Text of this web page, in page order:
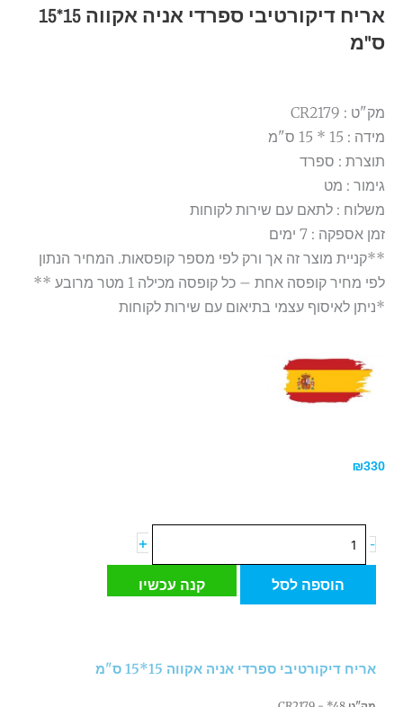
אריח דיקורטיבי ספרדי אניה אקווה 15*15
ס"מ
מק"ט : CR2179
מידה : 15 * 15 ס"מ
תוצרת : ספרד
גימור : מט
משלוח : לתאם עם שירות לקוחות
זמן אספקה : 7 ימים
**קניית מוצר זה אך ורק לפי מספר קופסאות. המחיר הנתון
לפי מחיר קופסה אחת – כל קופסה מכילה 1 מטר מרובע **
*ניתן לאיסוף עצמי בתיאום עם שירות לקוחות
₪330
-
של
דיקורטיבי
15*15
+
הוספה לסל קנה עכשיו
אריח דיקורטיבי ספרדי אניה אקווה 15*15 ס"מ